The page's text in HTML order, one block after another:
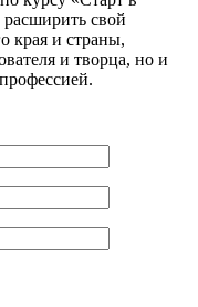
расширить свой
края и страны,
и творца, но и